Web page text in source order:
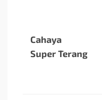
Cahaya
Super Terang